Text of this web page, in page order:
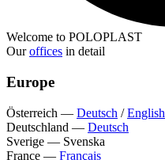
Welcome to POLOPLAST
Ouroffices in detail
Europe
Österreich — Deutsch /English
Deutschland — Deutsch
Sverige — Svenska
France — Français